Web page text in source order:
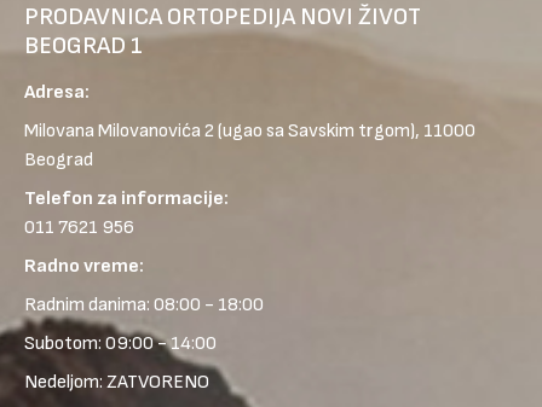
PRODAVNICA ORTOPEDIJA NOVI ŽIVOT
BEOGRAD 1
Adresa:
Milovana Milovanovića 2 (ugao sa Savskim trgom), 11000
Beograd
Telefon za informacije:
011 7621 956
Radno vreme:
Radnim danima: 08:00 - 18:00
Subotom: 09:00 - 14:00
Nedeljom: ZATVORENO